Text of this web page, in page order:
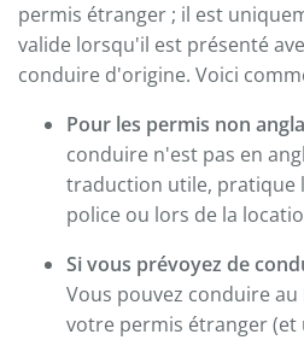
permis étranger ; il est
valide lorsqu'il est présenté
conduire d'origine. Voici
Pour les permis non
conduire n'est pas en
traduction utile, pratique
police ou lors de la
Si vous prévoyez de
Vous pouvez conduire au
votre permis étranger (et